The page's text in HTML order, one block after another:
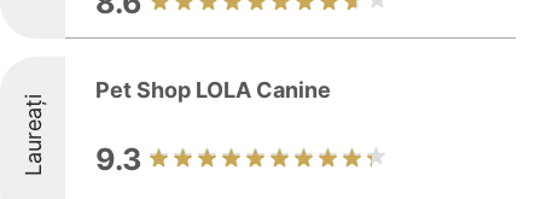
Laureați
Pet Shop LOLA Canine
9.3